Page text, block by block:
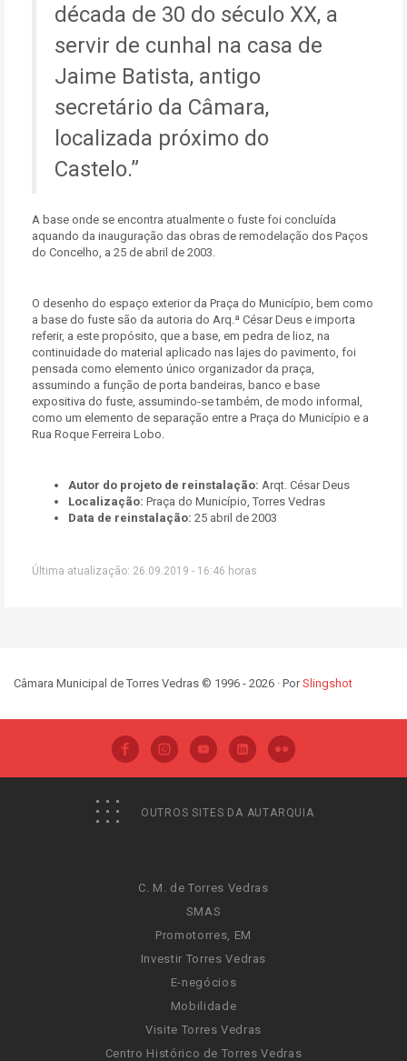
década de 30 do século XX, a
servir de cunhal na casa de
Jaime Batista, antigo
secretário da Câmara,
localizada próximo do
Castelo.
A base onde se encontra atualmente o fuste foi concluída
aquando da inauguração das obras de remodelação dos Paços
do Concelho, a 25 de abril de 2003.
O desenho do espaço exterior da Praça do Município, bem como
a base do fuste são da autoria do Arq.ª César Deus e importa
referir, a este propósito, que a base, em pedra de lioz, na
continuidade do material aplicado nas lajes do pavimento, foi
pensada como elemento único organizador da praça,
assumindo a função de porta bandeiras, banco e base
expositiva do fuste, assumindo-se também, de modo informal,
como um elemento de separação entre a Praça do Município e a
Rua Roque Ferreira Lobo.
Autor do projeto de reinstalação: Arqt. César Deus
Localização: Praça do Município, Torres Vedras
Data de reinstalação: 25 abril de 2003
Última atualização: 26.09.2019 - 16:46 horas
Câmara Municipal de Torres Vedras © 1996 - 2026 · PorSlingshot
OUTROS SITES DA AUTARQUIA
C. M. de Torres Vedras
SMAS
Promotorres, EM
Investir Torres Vedras
E-negócios
Mobilidade
Visite Torres Vedras
Centro Histórico de Torres Vedras